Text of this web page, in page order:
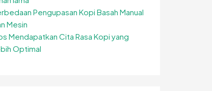
Pengupasan Kopi Basah Manual
Mesin
Mendapatkan Cita Rasa Kopi yang
Optimal